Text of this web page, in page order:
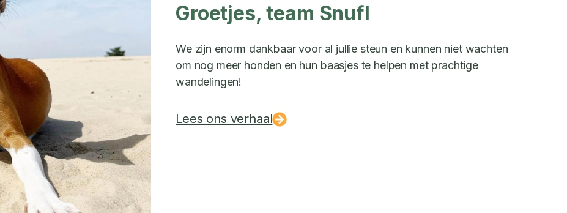
Groetjes, team Snufl
We zijn enorm dankbaar voor al jullie steun en kunnen niet wachten
om nog meer honden en hun baasjes te helpen met prachtige
wandelingen!
Lees ons verhaal